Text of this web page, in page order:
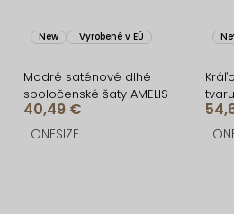
New Vyrobené v EÚ
Modré saténové dlhé
spoločenské šaty AMELIS
40,49 €
ONESIZE